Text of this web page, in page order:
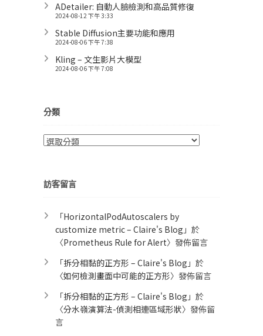
ADetailer: 自動人臉檢測和高品質修復
2024-08-12 下午 3:33
Stable Diffusion主要功能和應用
2024-08-06 下午 7:38
Kling – 文生影片大模型
2024-08-06 下午 7:08
分類
分
訪客留言
「HorizontalPodAutoscalers by
customize metric – Claire's Blog 」於
〈Prometheus Rule for Alert​〉發佈留言
「拆分相黏的正方形 – Claire's Blog 」於
〈如何檢測畫面中可能的正方形〉發佈留言
「拆分相黏的正方形 – Claire's Blog 」於
〈分水嶺演算法-偵測相連區域形狀〉發佈留
言